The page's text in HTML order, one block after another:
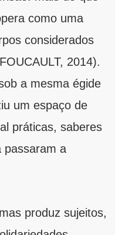
como uma
considerados
2014).
a mesma égide
um espaço de
práticas, saberes
passaram a
produz sujeitos,